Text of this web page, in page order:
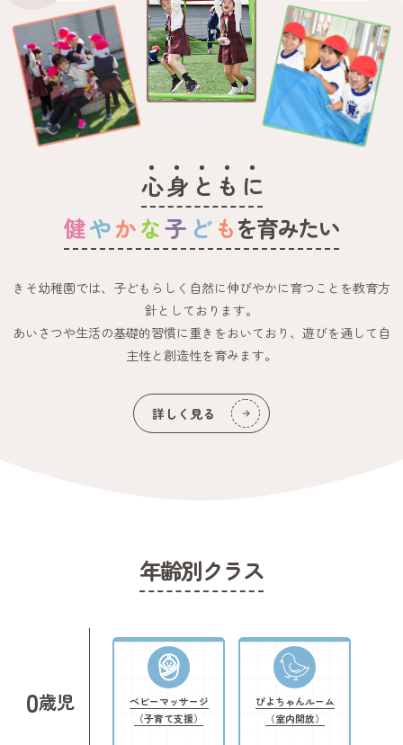
じっくりお話ししてほしいと考えたからです。
⸻
フェアではこんなことが聞けます
例えば…
• 園の雰囲気はどんな感じ？
• 実際の働き方は？
• 行事や保育の特徴は？
• 自分にはどんな園が向いている？
先生たちと直接話をしながら、
園ごとの違いを感じることができます。
町田には、個性的で温かい園がたくさんあります。
「ここで働きたい」と思える園に出会うきっかけ
になれば嬉しく思います。
⸻
このフェアに参加する3つのメリット
町田の幼稚園・こども園の特徴を
一度に知ることができます。
少人数だから本音が聞ける
こんな学生さんにおすすめです
• 園の雰囲気をゆっくり知りたい
• 自分に合う園を見つけたい
そんな方におすすめのフェアです。
町田の先生たちと、
お茶を飲むような感覚で
心身 と も に
健やかな子 ど もを育みたい
きそ幼稚園では、子どもらしく自然に伸びやかに育つことを教育方
針としております。
あいさつや生活の基礎的習慣に重きをおいており、遊びを通して自
主性と創造性を育みます。
詳しく見る
年齢別クラス
0歳児
ベビーマッサージ
（子育て支援）
ぴよちゃんルーム
（室内開放）